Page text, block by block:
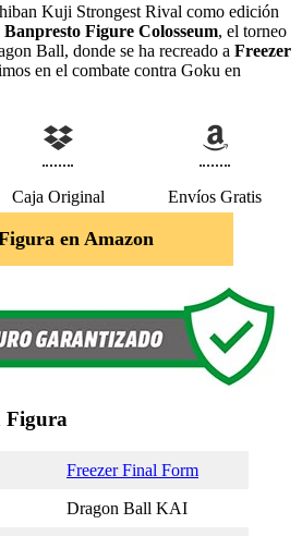
Kuji Strongest Rival como edición
Figure Colosseum, el torneo
Ball, donde se ha recreado a Freezer
en el combate contra Goku en
Caja Original Envíos Gratis
en Amazon
Figura
Freezer Final Form
Dragon Ball KAI